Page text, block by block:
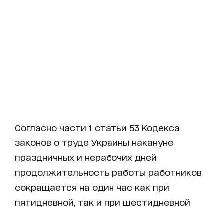
Согласно части 1 статьи 53 Кодекса
законов о труде Украины накануне
праздничных и нерабочих дней
продолжительность работы работников
сокращается на один час как при
пятидневной, так и при шестидневной